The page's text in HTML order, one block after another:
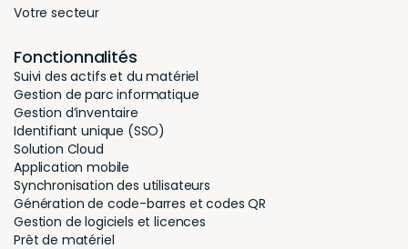
Votre secteur
Fonctionnalités
Suivi des actifs et du matériel
Gestion de parc informatique
Gestion d’inventaire
Identifiant unique (SSO)
Solution Cloud
Application mobile
Synchronisation des utilisateurs
Génération de code-barres et codes QR
Gestion de logiciels et licences
Prêt de matériel